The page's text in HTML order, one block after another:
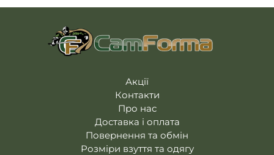
Акції
Контакти
Про нас
Доставка і оплата
Повернення та обмін
Розміри взуття та одягу